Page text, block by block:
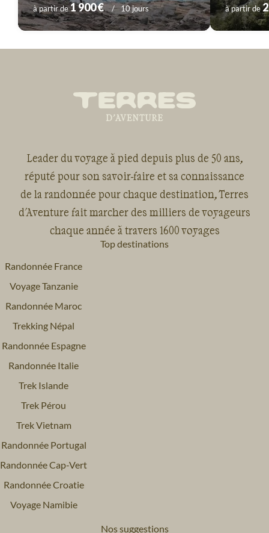
à partir de1 900 € 10 jours à partir de
Leader du voyage à pied depuis plus de 50 ans,
réputé pour son savoir-faire et sa connaissance
de la randonnée pour chaque destination, Terres
d'Aventure fait marcher des milliers de voyageurs
chaque année à travers 1600 voyages
Top destinations
Randonnée France
Voyage Tanzanie
Randonnée Maroc
Trekking Népal
Randonnée Espagne
Randonnée Italie
Trek Islande
Trek Pérou
Trek Vietnam
Randonnée Portugal
Randonnée Cap-Vert
Randonnée Croatie
Voyage Namibie
Nos suggestions